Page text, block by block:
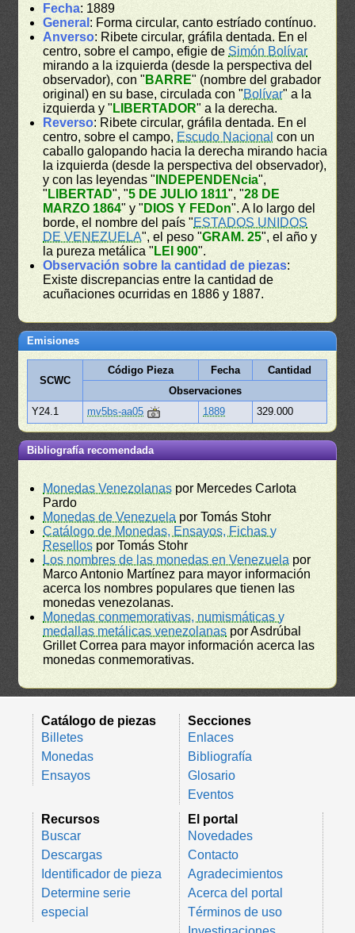
Fecha: 1889
General : Forma circular, canto estríado contínuo.
Anverso: Ribete circular, gráfila dentada. En el
centro, sobre el campo, efigie deSimón Bolívar
mirando a la izquierda (desde la perspectiva del
observador), con " BARRE" (nombre del grabador
original) en su base, circulada con "Bolívar" a la
izquierda y " LIBERTADOR" a la derecha.
Reverso: Ribete circular, gráfila dentada. En el
centro, sobre el campo, Escudo Nacional con un
caballo galopando hacia la derecha mirando hacia
la izquierda (desde la perspectiva del observador),
y con las leyendas " INDEPENDENcia",
" LIBERTAD", "5 DE JULIO 1811", "28 DE
MARZO 1864" y " DIOS Y FEDon". A lo largo del
borde, el nombre del país "ESTADOS UNIDOS
DE VENEZUELA", el peso "GRAM. 25", el año y
la pureza metálica " LEI 900".
Observación sobre la cantidad de piezas:
Existe discrepancias entre la cantidad de
acuñaciones ocurridas en 1886 y 1887.
Emisiones
SCWC
Código Pieza Fecha
Cantidad
Observaciones
Y24.1
mv5bs-aa05 1889 329.000
Bibliografía recomendada
Monedas Venezolanas por Mercedes Carlota
Pardo
Monedas de Venezuela por Tomás Stohr
Catálogo de Monedas, Ensayos, Fichas y
Resellos por Tomás Stohr
Los nombres de las monedas en Venezuela por
Marco Antonio Martínez para mayor información
acerca los nombres populares que tienen las
monedas venezolanas.
Monedas conmemorativas, numismáticas y
medallas metálicas venezolanas por Asdrúbal
Grillet Correa para mayor información acerca las
monedas conmemorativas.
Catálogo de piezas
Billetes
Monedas
Ensayos
Secciones
Enlaces
Bibliografía
Glosario
Eventos
Recursos
Buscar
Descargas
Identificador de pieza
Determine serie
especial
El portal
Novedades
Contacto
Agradecimientos
Acerca del portal
Términos de uso